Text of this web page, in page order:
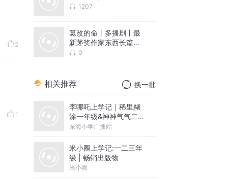
2
1
1207
篡改的命丨多播剧丨最
新茅奖作家东西长篇小
说 0
相关推荐 换一批
李哪吒上学记｜稀里糊
涂一年级&神神气气二年
级
东海小学广播站
米小圈上学记:一二三年
级 | 畅销出版物
米小圈